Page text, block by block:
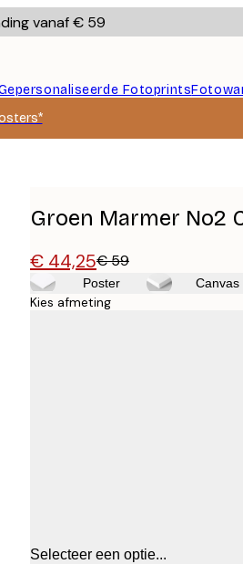
vanaf € 59
Fotoprints
Groen Marmer No2
€ 44,25€ 59
Poster Canvas
Kies afmeting
Selecteer een optie...